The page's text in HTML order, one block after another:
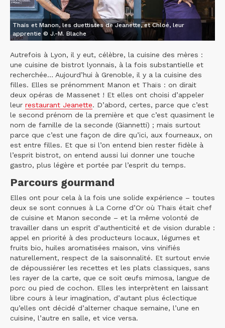
Thaïs et Manon, les duettistes de Jeanette, et Chloé, leur
apprentie © J.-M. Blache
Autrefois à Lyon, il y eut, célèbre, la cuisine des mères :
une cuisine de bistrot lyonnais, à la fois substantielle et
recherchée… Aujourd’hui à Grenoble, il y a la cuisine des
filles. Elles se prénomment Manon et Thaïs : on dirait
deux opéras de Massenet ! Et elles ont choisi d’appeler
leur restaurant Jeanette. D’abord, certes, parce que c’est
le second prénom de la première et que c’est quasiment le
nom de famille de la seconde (Giannetti) ; mais surtout
parce que c’est une façon de dire qu’ici, aux fourneaux, on
est entre filles. Et que si l’on entend bien rester fidèle à
l’esprit bistrot, on entend aussi lui donner une touche
gastro, plus légère et portée par l’esprit du temps.
Parcours gourmand
Elles ont pour cela à la fois une solide expérience – toutes
deux se sont connues à La Corne d’Or où Thaïs était chef
de cuisine et Manon seconde – et la même volonté de
travailler dans un esprit d’authenticité et de vision durable :
appel en priorité à des producteurs locaux, légumes et
fruits bio, huiles aromatisées maison, vins vinifiés
naturellement, respect de la saisonnalité. Et surtout envie
de dépoussiérer les recettes et les plats classiques, sans
les rayer de la carte, que ce soit œufs mimosa, langue de
porc ou pied de cochon. Elles les interprètent en laissant
libre cours à leur imagination, d’autant plus éclectique
qu’elles ont décidé d’alterner chaque semaine, l’une en
cuisine, l’autre en salle, et vice versa.